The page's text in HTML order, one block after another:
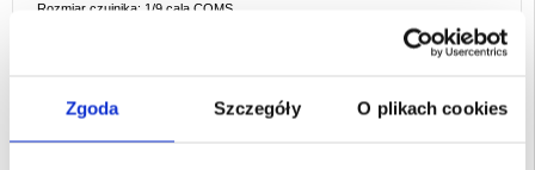
Zgoda Szczegóły O plikach cookies
Rozmiar czujnika: 1/9 cala COMS
komputery Mac